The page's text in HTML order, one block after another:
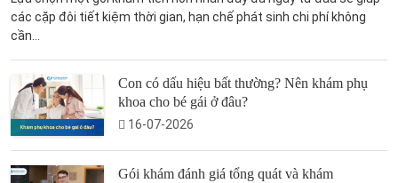
các cặp đôi tiết kiệm thời gian, hạn chế phát sinh chi phí không
cần...
Con có dấu hiệu bất thường? Nên khám phụ
khoa cho bé gái ở đâu?
16-07-2026
Gói khám đánh giá tổng quát và khám